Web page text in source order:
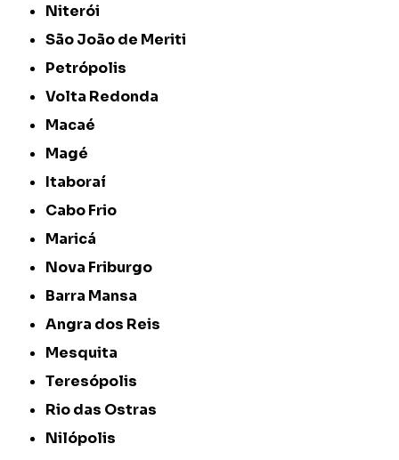
Niterói
São João de Meriti
Petrópolis
Volta Redonda
Macaé
Magé
Itaboraí
Cabo Frio
Maricá
Nova Friburgo
Barra Mansa
Angra dos Reis
Mesquita
Teresópolis
Rio das Ostras
Nilópolis